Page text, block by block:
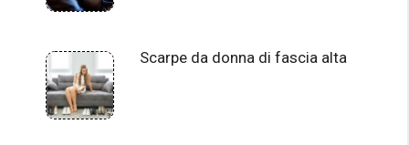
Scarpe da donna di fascia alta